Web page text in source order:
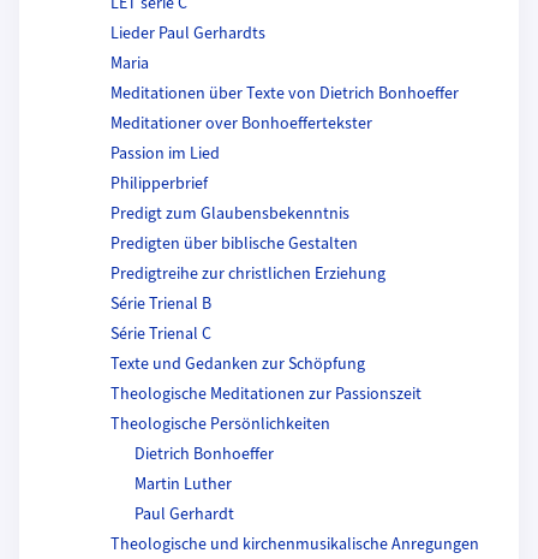
Lieder Paul Gerhardts
Maria
Meditationen über Texte von Dietrich Bonhoeffer
Meditationer over Bonhoeffertekster
Passion im Lied
Philipperbrief
Predigt zum Glaubensbekenntnis
Predigten über biblische Gestalten
Predigtreihe zur christlichen Erziehung
Série Trienal B
Série Trienal C
Texte und Gedanken zur Schöpfung
Theologische Meditationen zur Passionszeit
Theologische Persönlichkeiten
Dietrich Bonhoeffer
Martin Luther
Paul Gerhardt
Theologische und kirchenmusikalische Anregungen